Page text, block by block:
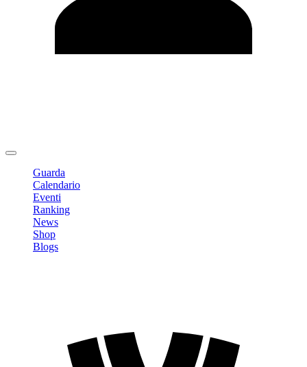
Guarda
Calendario
Eventi
Ranking
News
Shop
Blogs